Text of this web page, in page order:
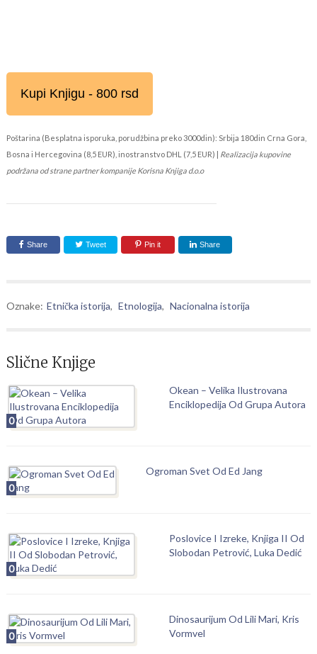
Kupi Knjigu - 800 rsd
Poštarina (Besplatna isporuka, porudžbina preko 3000din): Srbija 180din Crna Gora,
Bosna i Hercegovina (8,5 EUR), inostranstvo DHL (7,5 EUR) | Realizacija kupovine
podržana od strane partner kompanije Korisna Knjiga d.o.o
Share Tweet Pin it Share
Oznake: Etnička istorija, Etnologija, Nacionalna istorija
Slične Knjige
0
Okean – Velika Ilustrovana
Enciklopedija Od Grupa Autora
0
Ogroman Svet Od Ed Jang
0
Poslovice I Izreke, Knjiga II Od
Slobodan Petrović, Luka Dedić
0
Dinosaurijum Od Lili Mari, Kris
Vormvel